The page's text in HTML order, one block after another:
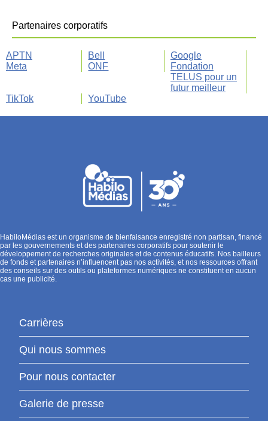
Partenaires corporatifs
APTN Bell
Google
Meta
ONF
Fondation
TELUS pour un
futur meilleur
TikTok
YouTube
HabiloMédias est un organisme de bienfaisance enregistré non partisan, financé
par les gouvernements et des partenaires corporatifs pour soutenir le
développement de recherches originales et de contenus éducatifs. Nos bailleurs
de fonds et partenaires n’influencent pas nos activités, et nos ressources offrant
des conseils sur des outils ou plateformes numériques ne constituent en aucun
cas une publicité.
Carrières
Qui nous sommes
Pour nous contacter
Galerie de presse